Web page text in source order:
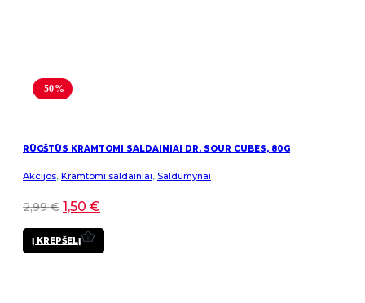
-50%
RŪGŠTŪS KRAMTOMI SALDAINIAI DR. SOUR CUBES, 80G
Akcijos, Kramtomi saldainiai, Saldumynai
2,99€ 1,50 €
Į KREPŠELĮ